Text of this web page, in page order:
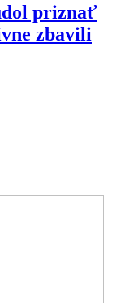
priznať
zbavili